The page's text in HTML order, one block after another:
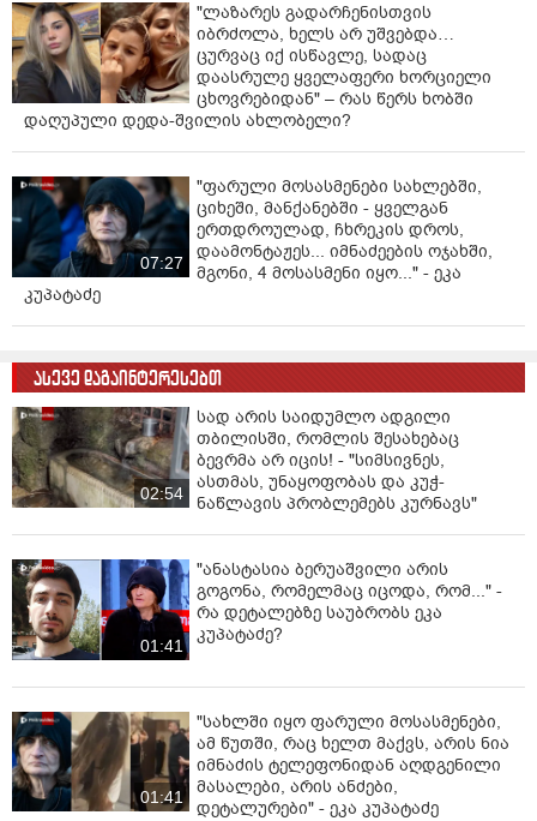
"ლაზარეს გადარჩენისთვის
იბრძოლა, ხელს არ უშვებდა…
ცურვაც იქ ისწავლე, სადაც
დაასრულე ყველაფერი ხორციელი
ცხოვრებიდან" – რას წერს ხობში
დაღუპული დედა-შვილის ახლობელი?
07:27
"ფარული მოსასმენები სახლებში,
ციხეში, მანქანებში - ყველგან
ერთდროულად, ჩხრეკის დროს,
დაამონტაჟეს... იმნაძეების ოჯახში,
მგონი, 4 მოსასმენი იყო..." - ეკა
კუპატაძე
ასევე დაგაინტერესებთ
02:54
სად არის საიდუმლო ადგილი
თბილისში, რომლის შესახებაც
ბევრმა არ იცის! - "სიმსივნეს,
ასთმას, უნაყოფობას და კუჭ-
ნაწლავის პრობლემებს კურნავს"
01:41
"ანასტასია ბერუაშვილი არის
გოგონა, რომელმაც იცოდა, რომ..." -
რა დეტალებზე საუბრობს ეკა
კუპატაძე?
01:41
"სახლში იყო ფარული მოსასმენები,
ამ წუთში, რაც ხელთ მაქვს, არის ნია
იმნაძის ტელეფონიდან აღდგენილი
მასალები, არის ანძები,
დეტალურები" - ეკა კუპატაძე